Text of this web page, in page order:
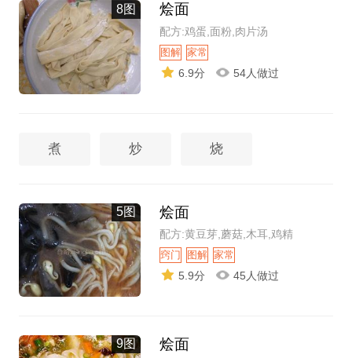
8图 烩面
配方:鸡蛋,面粉,肉片汤
图解 家常
6.9分 54人做过
煮 炒 烧
5图 烩面
配方:黄豆芽,蘑菇,木耳,鸡精
窍门 图解 家常
5.9分 45人做过
9图 烩面